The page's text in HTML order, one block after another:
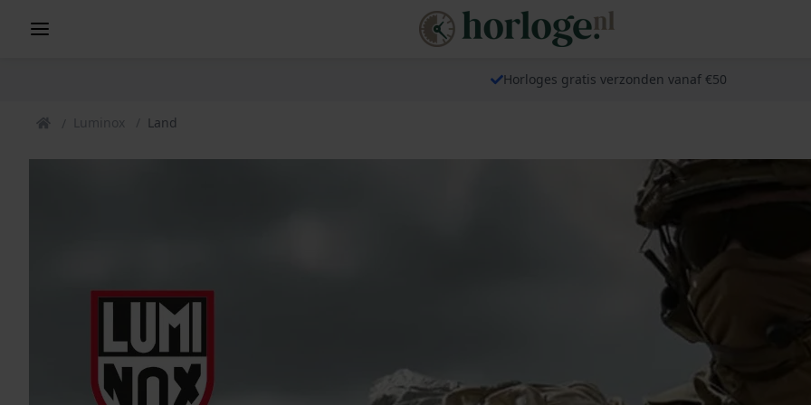
Horloges gratis verzonden vanaf €50
Luminox Land